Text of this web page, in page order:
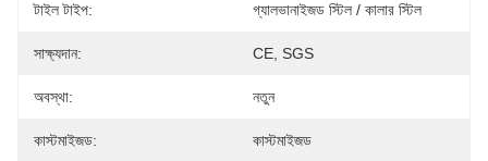
টাইল টাইপ: গ্যালভানাইজড স্টিল / কালার স্টিল
সাক্ষ্যদান: CE, SGS
অবস্থা: নতুন
কাস্টমাইজড: কাস্টমাইজড